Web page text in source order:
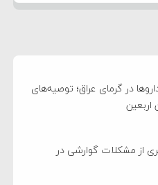
در گرمای عراق؛ توصیه‌های
اربعین
از مشکلات گوارشی در